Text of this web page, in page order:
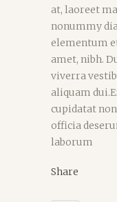
at, laoreet
nonummy
elementum
amet, nibh.
viverra
aliquam
cupidatat
officia
laborum
Share